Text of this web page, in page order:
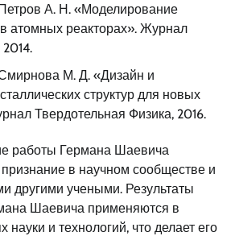
А. Н. «Моделирование
атомных реакторах». Журнал
М. Д. «Дизайн и
структур для новых
Твердотельная Физика, 2016.
работы Германа Шаевича
в научном сообществе и
другими учеными. Результаты
Шаевича применяются в
науки и технологий, что делает его